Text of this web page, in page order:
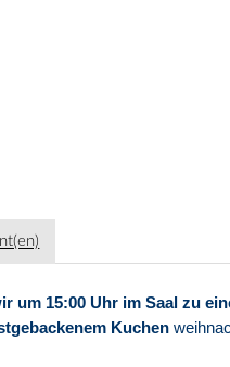
um 15:00 Uhr im Saal zu
Kuchen